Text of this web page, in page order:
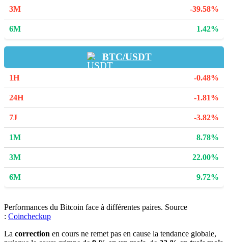
-39.58%
1.42%
BTC/USDT
-0.48%
-1.81%
-3.82%
8.78%
22.00%
9.72%
Performances du Bitcoin face à différentes paires. Source
: Coincheckup
La correction en cours ne remet pas en cause la tendance globale,